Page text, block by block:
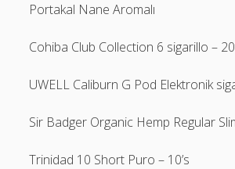
Portakal Nane Aromalı
Cohiba Club Collection 6 sigarillo –
UWELL Caliburn G Pod Elektronik
Sir Badger Organic Hemp Regular
Trinidad 10 Short Puro – 10’s